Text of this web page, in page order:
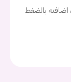
اضافته بالضغط